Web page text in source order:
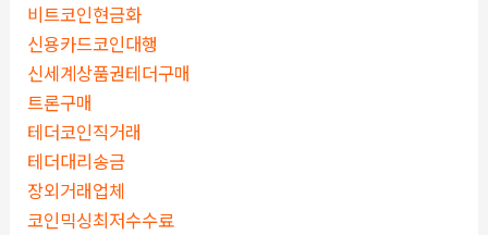
비트코인현금화
신용카드코인대행
신세계상품권테더구매
트론구매
테더코인직거래
테더대리송금
장외거래업체
코인믹싱최저수수료